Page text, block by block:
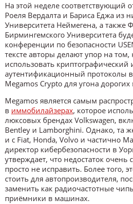
На этой неделе соответствующий
Роеля Вердалта и Бариса Еджа из
Университета Неймегена, а также
Бирмингемского Университета
конференции по безопасности
тексте авторы делают упор на
использовать криптографический
аутентификационный протоколы
Megamos Crypto для угона
Megamos является самым
в иммобилайзерах, которое
люксовых брендах Volkswagen,
Bentley и Lamborghini. Однако, та
и с Fiat, Honda, Volvo и частично
директор кибербезопасности в
утверждает, что недостаток очень
просто не исправить. Более того,
стоить для автопроизводителя,
заменить как радиочастотные
приёмники в машинах.